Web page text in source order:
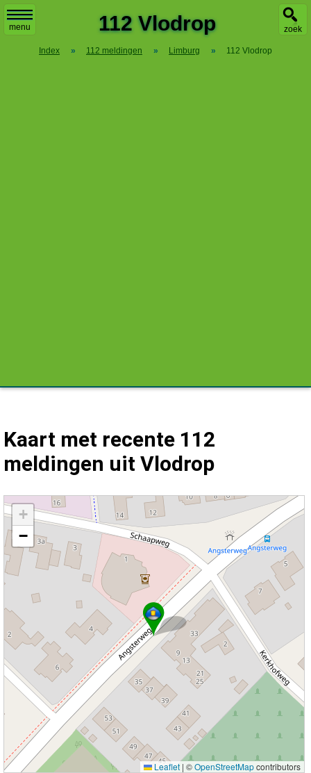
menu zoek
112 Vlodrop
Index » 112 meldingen » Limburg » 112 Vlodrop
Kaart met recente 112
meldingen uit Vlodrop
Kaart Vlodrop met de meest recente 112 meldingen.
+
−
Leaflet | ©OpenStreetMapcontributors